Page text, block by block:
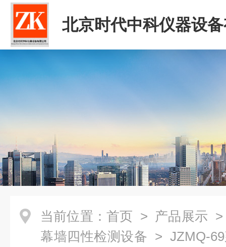
北京时代中科仪器设
司
当前位置： 首页 > 产品展示
幕墙四性检测设备 > JZMQ-